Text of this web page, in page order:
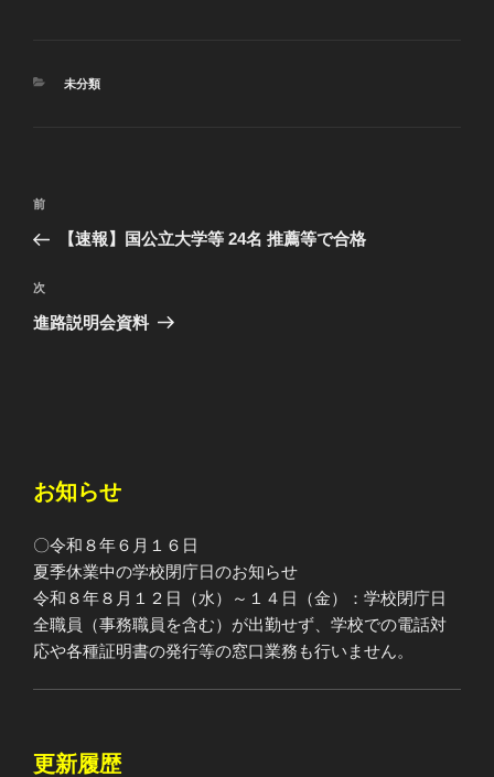
カ
未分類
投
ナ
ビ
ゲ
前
の
稿
前
【速報】国公立大学等 24名 推薦等で合格
次
の
次
進路説明会資料
お知らせ
〇令和８年６月１６日
夏季休業中の学校閉庁日のお知らせ
令和８年８月１２日（水）～１４日（金）：学校閉庁日
全職員（事務職員を含む）が出勤せず、学校での電話対
応や各種証明書の発行等の窓口業務も行いません。
更新履歴